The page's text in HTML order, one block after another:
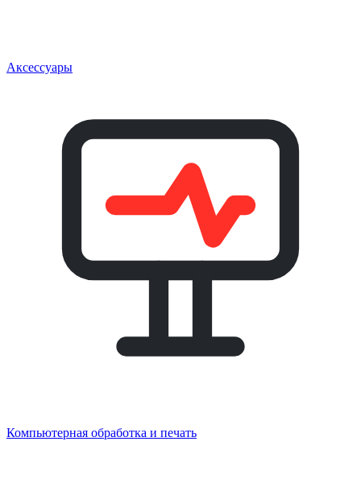
Аксессуары
Компьютерная обработка и печать